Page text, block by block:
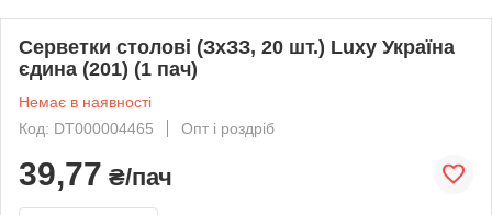
Серветки столові (ЗхЗЗ, 20 шт.) Luxy Україна
єдина (201) (1 пач)
Немає в наявності
Код: DT000004465
Опт і роздріб
39,77 ₴/пач